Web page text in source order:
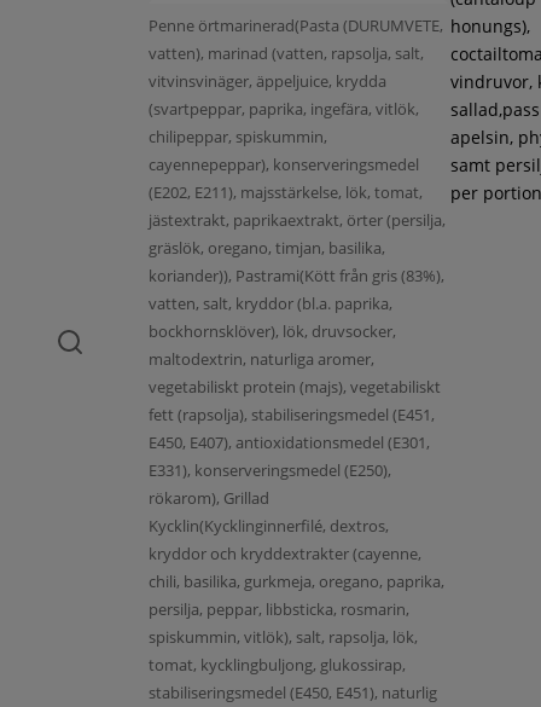
Penne örtmarinerad(Pasta (DURUMVETE,
vatten), marinad (vatten, rapsolja, salt,
vitvinsvinäger, äppeljuice, krydda
(svartpeppar, paprika, ingefära, vitlök,
chilipeppar, spiskummin,
cayennepeppar), konserveringsmedel
(E202, E211), majsstärkelse, lök, tomat,
jästextrakt, paprikaextrakt, örter (persilja,
gräslök, oregano, timjan, basilika,
koriander)), Pastrami(Kött från gris (83%),
vatten, salt, kryddor (bl.a. paprika,
bockhornsklöver), lök, druvsocker,
maltodextrin, naturliga aromer,
vegetabiliskt protein (majs), vegetabiliskt
fett (rapsolja), stabiliseringsmedel (E451,
E450, E407), antioxidationsmedel (E301,
E331), konserveringsmedel (E250),
rökarom), Grillad
Kycklin(Kycklinginnerfilé, dextros,
kryddor och kryddextrakter (cayenne,
chili, basilika, gurkmeja, oregano, paprika,
persilja, peppar, libbsticka, rosmarin,
spiskummin, vitlök), salt, rapsolja, lök,
tomat, kycklingbuljong, glukossirap,
stabiliseringsmedel (E450, E451), naturlig
honungs),
vindruvor,
apelsin,
samt
per